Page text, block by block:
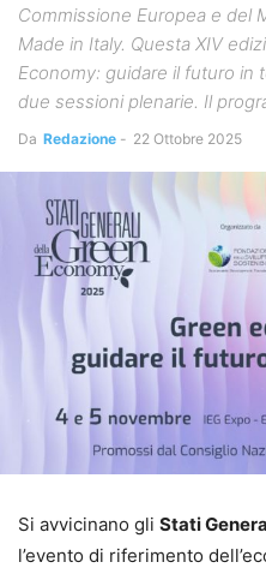
Commissione Europea e del
Made in Italy. Questa XIV
Economy: guidare il futuro in
due sessioni plenarie. Il
Da Redazione - 22 Ottobre 2025
Si avvicinano gli Stati
l’evento di riferimento